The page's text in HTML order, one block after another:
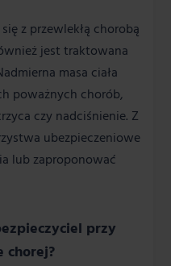
z przewlekłą chorobą
jest traktowana
masa ciała
poważnych chorób,
czy nadciśnienie. Z
ubezpieczeniowe
lub zaproponować
przy
chorej?